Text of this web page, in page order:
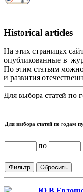
Historical articles
На этих страницах
опубликованные в
По этим статьям
и развития
Для выбора статей по
Для выбора статей по годам
по